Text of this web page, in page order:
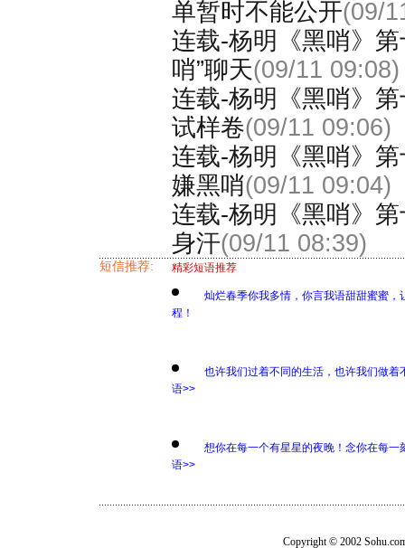
单暂时不能公开(09/
连载-杨明《黑哨》
哨”聊天(09/11 09:08)
连载-杨明《黑哨》
试样卷(09/11 09:06)
连载-杨明《黑哨》
嫌黑哨(09/11 09:04)
连载-杨明《黑哨》
身汗(09/11 08:39)
短信推荐: 精彩短语推荐
灿烂春季你我多情，你言我语甜甜蜜蜜
程！
也许我们过着不同的生活，也许我们做
语>>
想你在每一个有星星的夜晚！念你在每
语>>
Copyright © 2002